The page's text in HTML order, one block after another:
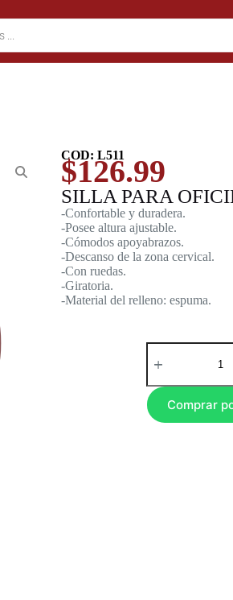
COD: L511
$126.99
SILLA PARA
-Confortable y duradera.
-Posee altura ajustable.
-Cómodos apoyabrazos.
-Descanso de la zona cervical.
-Con ruedas.
-Giratoria.
-Material del relleno: espuma.
Comprar